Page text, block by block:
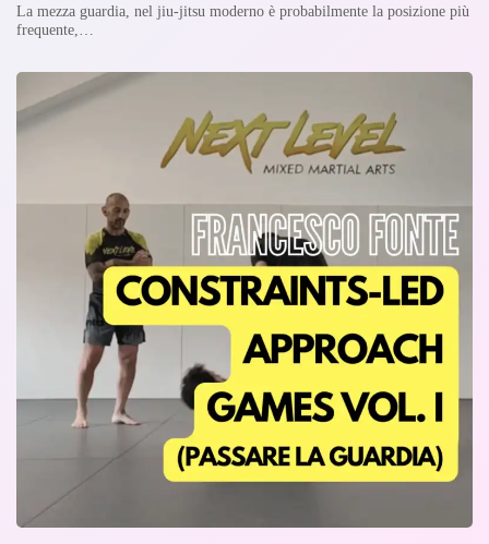
La mezza guardia, nel jiu-jitsu moderno è probabilmente la posizione più
frequente,…